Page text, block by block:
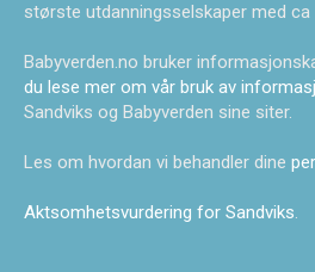
største utdanningsselskaper med ca
Babyverden.no bruker
du lese mer om vår bruk av
Sandviks og Babyverden sine siter.
Les om hvordan vi behandler dine
Aktsomhetsvurdering for Sandviks.